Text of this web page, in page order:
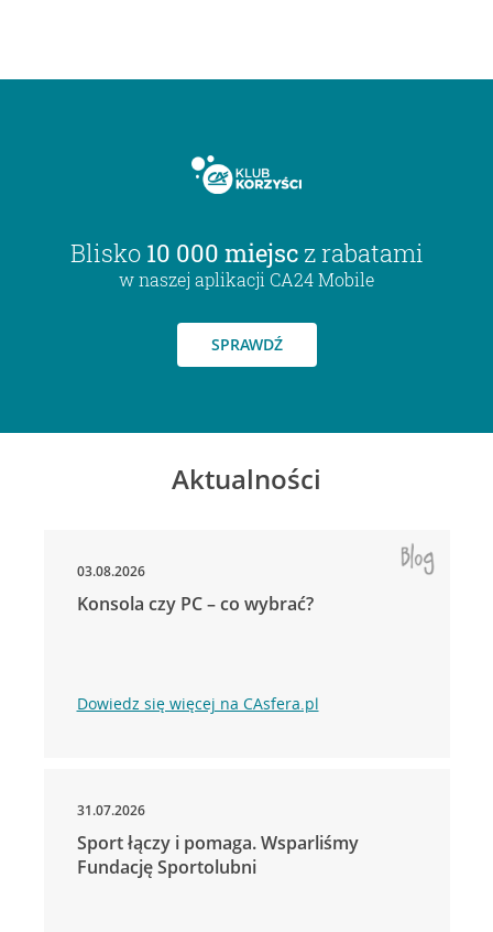
Blisko 10 000 miejsc z rabatami
w naszej aplikacji CA24 Mobile
SPRAWDŹ
Aktualności
03.08.2026
Konsola czy PC – co wybrać?
Dowiedz się więcej na CAsfera.pl
31.07.2026
Sport łączy i pomaga. Wsparliśmy
Fundację Sportolubni